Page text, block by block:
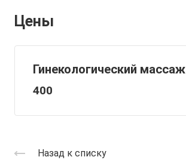
Цены
Гинекологический массаж
400
Назад к списку